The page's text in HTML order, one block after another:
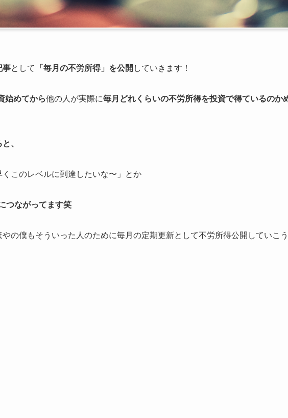
事として 「毎月の不労所得」を公開 していきます！
始めてから他の人が実際に毎月どれくらいの不労所得を投資で得ているのか
、
くこのレベルに到達したいな〜」とか
つながってます笑
の僕もそういった人のために毎月の定期更新として不労所得公開していこ